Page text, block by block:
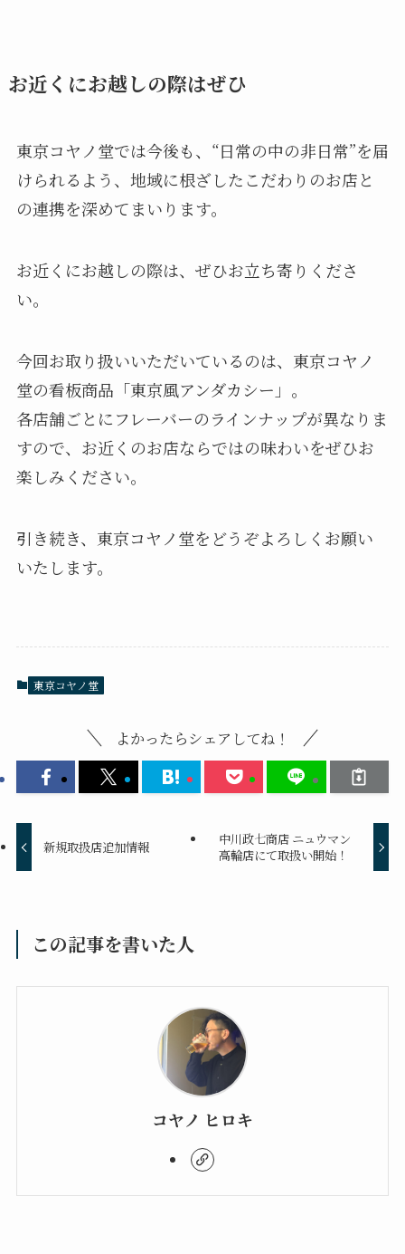
お近くにお越しの際はぜひ
東京コヤノ堂では今後も、“日常の中の非日常”を届
けられるよう、地域に根ざしたこだわりのお店と
の連携を深めてまいります。
お近くにお越しの際は、ぜひお立ち寄りくださ
い。
今回お取り扱いいただいているのは、東京コヤノ
堂の看板商品「東京風アンダカシー」。
各店舗ごとにフレーバーのラインナップが異なりま
すので、お近くのお店ならではの味わいをぜひお
楽しみください。
引き続き、東京コヤノ堂をどうぞよろしくお願い
いたします。
東京コヤノ堂
よかったらシェアしてね！
新規取扱店追加情報
中川政七商店 ニュウマン
高輪店にて取扱い開始！
この記事を書いた人
コヤノ ヒロキ